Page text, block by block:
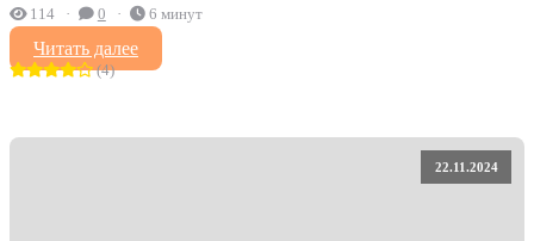
114 0 6 минут
Читать далее
(4)
22.11.2024